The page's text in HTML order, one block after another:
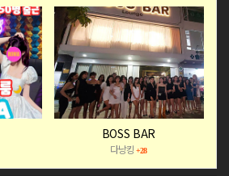
BOSS BAR
다낭킹 +28